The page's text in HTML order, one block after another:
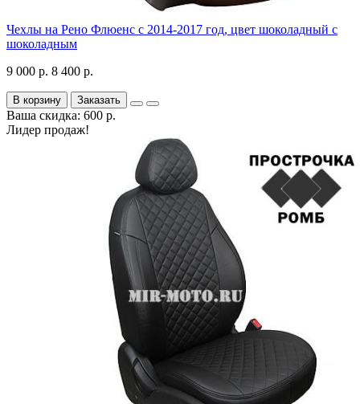
Чехлы на Рено Флюенс с 2014-2017 год, цвет шоколадный с
шоколадным
9 000 р. 8 400 р.
В корзину Заказать
Ваша скидка: 600 р.
Лидер продаж!